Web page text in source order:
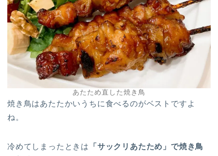
あたため直した焼き鳥
焼き鳥はあたたかいうちに食べるのがベストですよ
ね。
冷めてしまったときは
「サックリあたため」で焼き鳥